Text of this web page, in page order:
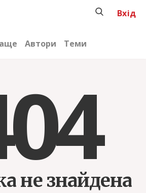
Автори Теми
Вхід
не знайдена